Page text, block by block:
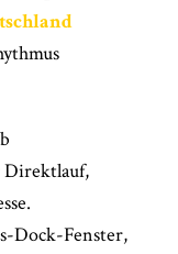
Direktlauf,
Dock-Fenster,